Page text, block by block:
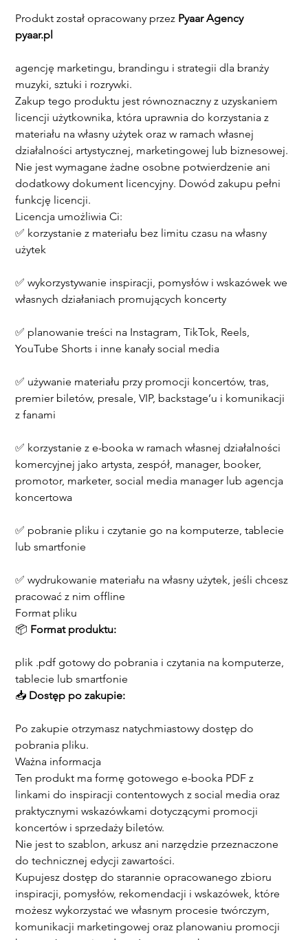
Produkt został opracowany przez Pyaar Agency
pyaar.pl
agencję marketingu, brandingu i strategii dla branży
muzyki, sztuki i rozrywki.
Zakup tego produktu jest równoznaczny z uzyskaniem
licencji użytkownika, która uprawnia do korzystania z
materiału na własny użytek oraz w ramach własnej
działalności artystycznej, marketingowej lub biznesowej.
Nie jest wymagane żadne osobne potwierdzenie ani
dodatkowy dokument licencyjny. Dowód zakupu pełni
funkcję licencji.
Licencja umożliwia Ci:
✅ korzystanie z materiału bez limitu czasu na własny
użytek
✅ wykorzystywanie inspiracji, pomysłów i wskazówek we
własnych działaniach promujących koncerty
✅ planowanie treści na Instagram, TikTok, Reels,
YouTube Shorts i inne kanały social media
✅ używanie materiału przy promocji koncertów, tras,
premier biletów, presale, VIP, backstage’u i komunikacji
z fanami
✅ korzystanie z e-booka w ramach własnej działalności
komercyjnej jako artysta, zespół, manager, booker,
promotor, marketer, social media manager lub agencja
koncertowa
✅ pobranie pliku i czytanie go na komputerze, tablecie
lub smartfonie
✅ wydrukowanie materiału na własny użytek, jeśli chcesz
pracować z nim offline
Format pliku
📦 Format produktu:
plik .pdf gotowy do pobrania i czytania na komputerze,
tablecie lub smartfonie
📥 Dostęp po zakupie:
Po zakupie otrzymasz natychmiastowy dostęp do
pobrania pliku.
Ważna informacja
Ten produkt ma formę gotowego e-booka PDF z
linkami do inspiracji contentowych z social media oraz
praktycznymi wskazówkami dotyczącymi promocji
koncertów i sprzedaży biletów.
Nie jest to szablon, arkusz ani narzędzie przeznaczone
do technicznej edycji zawartości.
Kupujesz dostęp do starannie opracowanego zbioru
inspiracji, pomysłów, rekomendacji i wskazówek, które
możesz wykorzystać we własnym procesie twórczym,
komunikacji marketingowej oraz planowaniu promocji